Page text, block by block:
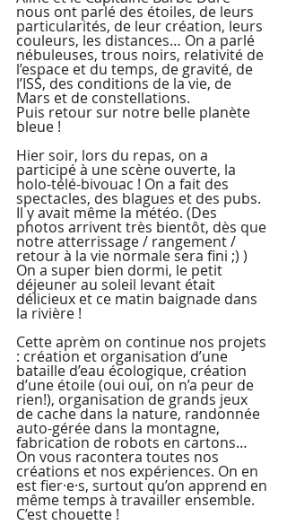
nous ont parlé des étoiles, de leurs
particularités, de leur création, leurs
couleurs, les distances… On a parlé
nébuleuses, trous noirs, relativité de
l’espace et du temps, de gravité, de
l’ISS, des conditions de la vie, de
Mars et de constellations.
Puis retour sur notre belle planète
bleue !
Hier soir, lors du repas, on a
participé à une scène ouverte, la
holo-télé-bivouac ! On a fait des
spectacles, des blagues et des pubs.
Il y avait même la météo. (Des
photos arrivent très bientôt, dès que
notre atterrissage / rangement /
retour à la vie normale sera fini ;) )
On a super bien dormi, le petit
déjeuner au soleil levant était
délicieux et ce matin baignade dans
la rivière !
Cette aprèm on continue nos projets
: création et organisation d’une
bataille d’eau écologique, création
d’une étoile (oui oui, on n’a peur de
rien!), organisation de grands jeux
de cache dans la nature, randonnée
auto-gérée dans la montagne,
fabrication de robots en cartons…
On vous racontera toutes nos
créations et nos expériences. On en
est fier·e·s, surtout qu’on apprend en
même temps à travailler ensemble.
C’est chouette !